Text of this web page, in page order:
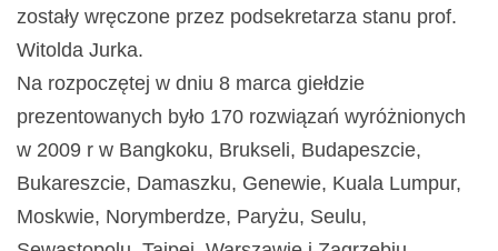
zostały wręczone przez podsekretarza stanu prof.
Witolda Jurka.
Na rozpoczętej w dniu 8 marca giełdzie
prezentowanych było 170 rozwiązań wyróżnionych
w 2009 r w Bangkoku, Brukseli, Budapeszcie,
Bukareszcie, Damaszku, Genewie, Kuala Lumpur,
Moskwie, Norymberdze, Paryżu, Seulu,